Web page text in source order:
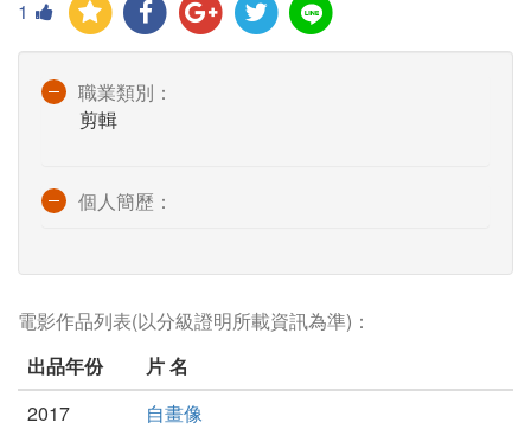
1
職業類別：
剪輯
個人簡歷：
電影作品列表(以分級證明所載資訊為準)：
出品年份
片 名
2017
自畫像